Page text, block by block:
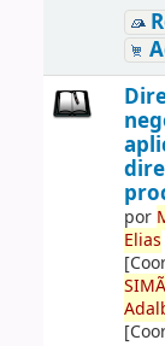
por
Elias